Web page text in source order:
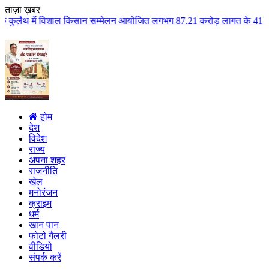
ताज़ा ख़बर
आयोजित लगभग 87.21 करोड़ लागत के 41 विकास कार्यों का
होम
देश
विदेश
राज्य
अपना शहर
राजनीति
खेल
मनोरंजन
क्राइम
धर्म
खान पान
फोटो गैलरी
वीडियो
संपर्क करें